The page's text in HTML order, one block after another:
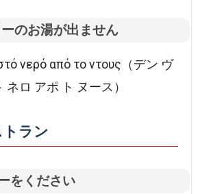
のお湯が出ません
νερό από το ντους（デン ヴ
ネロ アポ ト ヌース）
ラン
をください